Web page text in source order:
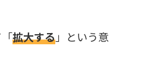
拡大する」という意